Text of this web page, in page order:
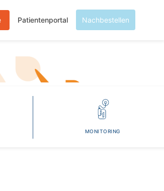
Patientenportal Nachbestellen
MONITORING